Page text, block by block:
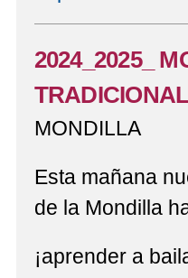
2022 'ST PATRICK '
2022 'TRABAJANDO
2022 'UN FELIZ
2022 'VÍDEO DE
2024_2025_
MONDILLA
Esta mañana
de la Mondilla
¡aprender a